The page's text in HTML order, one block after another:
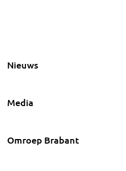
Nieuws
Media
Omroep Brabant